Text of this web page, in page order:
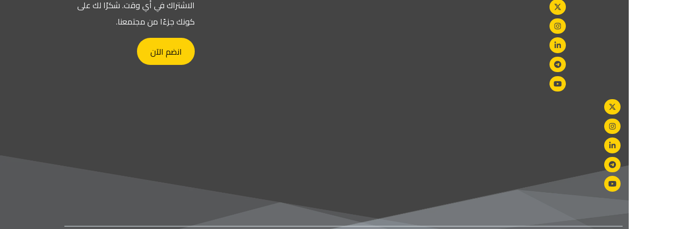
الاشتراك في أي وقت. شكرًا لك على
كونك جزءًا من مجتمعنا.